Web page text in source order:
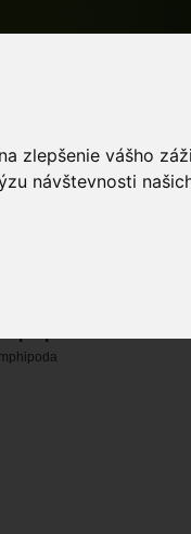
zlepšenie vášho
návštevnosti
Atlas Chránené